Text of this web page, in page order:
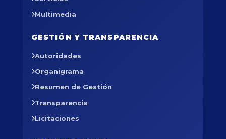
Multimedia
GESTIÓN Y TRANSPARENCIA
Autoridades
Organigrama
Resumen de Gestión
Transparencia
Licitaciones